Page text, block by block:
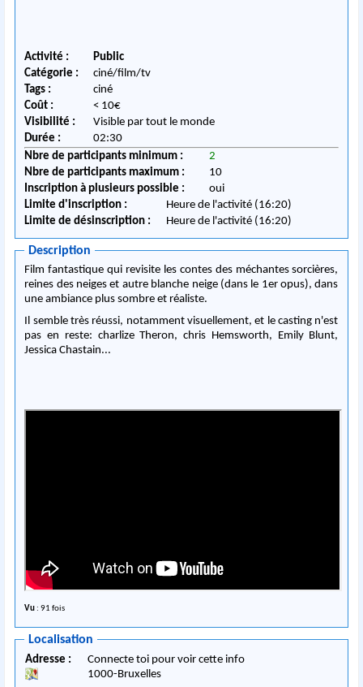
Activité :
Public
Catégorie :
ciné/film/tv
Tags :
ciné
Coût :
< 10€
Visibilité :
Visible par tout le monde
Durée :
02:30
Nbre de participants minimum :
2
Nbre de participants maximum :
10
Inscription à plusieurs possible :
oui
Limite d'inscription :
Heure de l'activité (16:20)
Limite de désinscription :
Heure de l'activité (16:20)
Description
Film fantastique qui revisite les contes des méchantes sorcières,
reines des neiges et autre blanche neige (dans le 1er opus), dans
une ambiance plus sombre et réaliste.
Il semble très réussi, notamment visuellement, et le casting n'est
pas en reste: charlize Theron, chris Hemsworth, Emily Blunt,
Jessica Chastain...
Vu : 91 fois
Localisation
Adresse :
Connecte toi pour voir cette info
1000-Bruxelles